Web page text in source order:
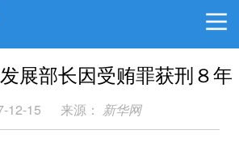
展部长因受贿罪获刑８年
12-15 来源： 新华网